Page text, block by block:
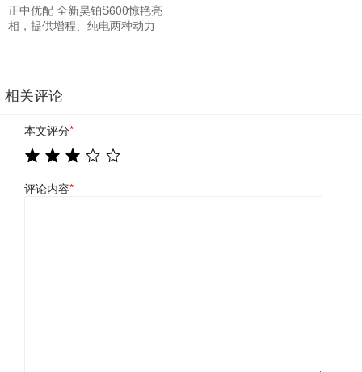
正中优配 全新昊铂S600惊艳亮
相，提供增程、纯电两种动力
相关评论
本文评分*
评论内容*